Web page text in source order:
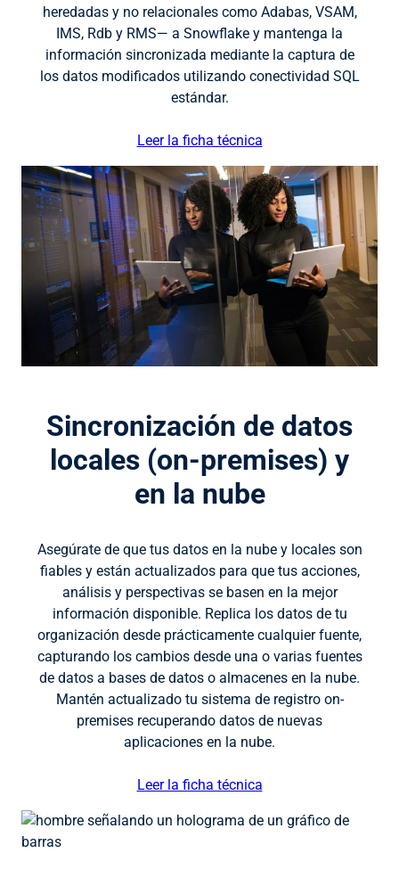
heredadas y no relacionales como Adabas, VSAM,
IMS, Rdb y RMS— a Snowflake y mantenga la
información sincronizada mediante la captura de
los datos modificados utilizando conectividad SQL
estándar.
Leer la ficha técnica
Sincronización de datos
locales (on-premises) y
en la nube
Asegúrate de que tus datos en la nube y locales son
fiables y están actualizados para que tus acciones,
análisis y perspectivas se basen en la mejor
información disponible. Replica los datos de tu
organización desde prácticamente cualquier fuente,
capturando los cambios desde una o varias fuentes
de datos a bases de datos o almacenes en la nube.
Mantén actualizado tu sistema de registro on-
premises recuperando datos de nuevas
aplicaciones en la nube.
Leer la ficha técnica